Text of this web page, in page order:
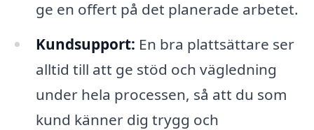
ge en offert på det planerade arbetet.
Kundsupport: En bra plattsättare ser
alltid till att ge stöd och vägledning
under hela processen, så att du som
kund känner dig trygg och